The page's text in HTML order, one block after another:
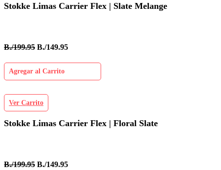
Stokke Limas Carrier Flex | Slate Melange
B./199.95 B./149.95
Agregar al Carrito
Ver Carrito
Stokke Limas Carrier Flex | Floral Slate
B./199.95 B./149.95